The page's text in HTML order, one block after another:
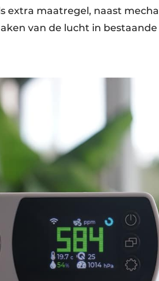
extra maatregel, naast
van de lucht in